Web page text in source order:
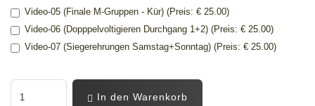
Video-05 (Finale M-Gruppen - Kür) (Preis: € 25.00)
Video-06 (Dopppelvoltigieren Durchgang 1+2) (Preis: € 25.00)
Video-07 (Siegerehrungen Samstag+Sonntag) (Preis: € 25.00)
In den Warenkorb